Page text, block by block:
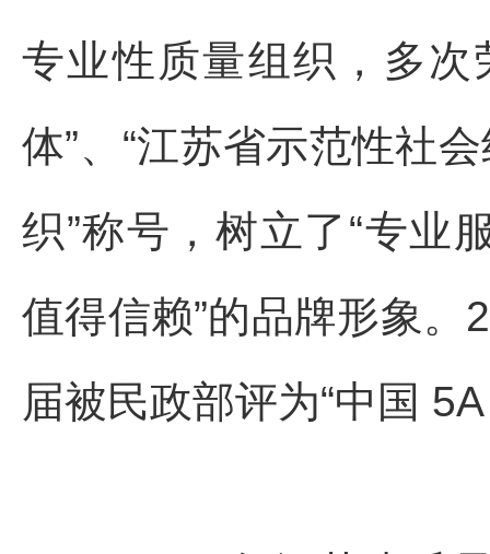
专业性质量组织，多次
体”、“江苏省示范性社
织”称号，树立了“专业
值得信赖”的品牌形象
届被民政部评为“中国